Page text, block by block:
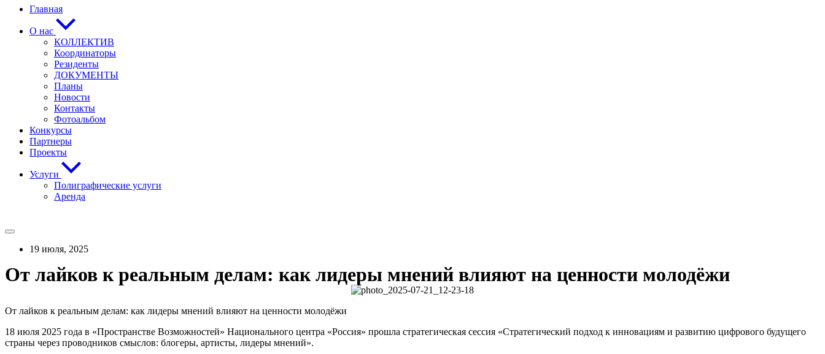
Главная
О нас
КОЛЛЕКТИВ
Координаторы
Резиденты
ДОКУМЕНТЫ
Планы
Новости
Контакты
Фотоальбом
Конкурсы
Партнеры
Проекты
Услуги
Полиграфические услуги
Аренда
19 июля, 2025
От лайков к реальным делам: как лидеры мнений влияют на ценности молодёжи
От лайков к реальным делам: как лидеры мнений влияют на ценности молодёжи
18 июля 2025 года в «Пространстве Возможностей» Национального центра «Россия» прошла стратегическая сессия «Стратегический подход к инновациям и развитию цифрового будущего
страны через проводников смыслов: блогеры, артисты, лидеры мнений».